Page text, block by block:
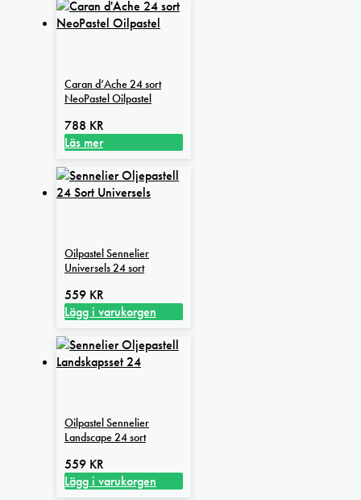
Caran d’Ache 24 sort
NeoPastel Oilpastel
788 KR
Läs mer
Oilpastel Sennelier
Universels 24 sort
559 KR
Lägg i varukorgen
Oilpastel Sennelier
Landscape 24 sort
559 KR
Lägg i varukorgen